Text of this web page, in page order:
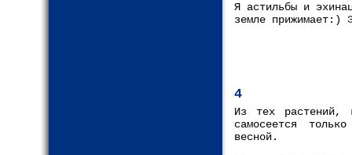
Я астильбы и
земле прижимает:)
4
Из тех растений,
самосеется
весной.